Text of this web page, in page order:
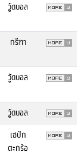
วู้ดบอล
กรีฑา
วู้ดบอล
วู้ดบอล
เซปัก
ตะกร้อ